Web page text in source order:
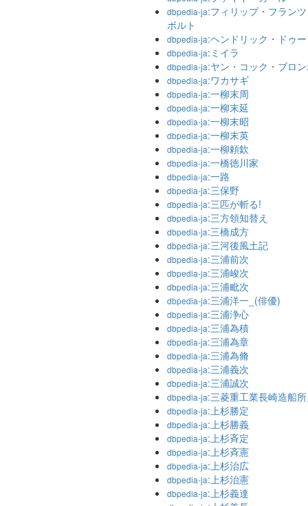
dbpedia-ja:フィリップ・フラン
ボルト
dbpedia-ja:ヘンドリック・ドゥ
dbpedia-ja:ミイラ
dbpedia-ja:ヤン・コック・ブロ
dbpedia-ja:ワカサギ
dbpedia-ja:一柳末周
dbpedia-ja:一柳末延
dbpedia-ja:一柳末昭
dbpedia-ja:一柳末英
dbpedia-ja:一柳頼欽
dbpedia-ja:一橋徳川家
dbpedia-ja:一路
dbpedia-ja:三保野
dbpedia-ja:三匹が斬る!
dbpedia-ja:三方領知替え
dbpedia-ja:三橋成方
dbpedia-ja:三河後風土記
dbpedia-ja:三浦前次
dbpedia-ja:三浦峻次
dbpedia-ja:三浦毗次
dbpedia-ja:三浦洋一_(俳優)
dbpedia-ja:三浦浄心
dbpedia-ja:三浦為積
dbpedia-ja:三浦為章
dbpedia-ja:三浦為脩
dbpedia-ja:三浦義次
dbpedia-ja:三浦誠次
dbpedia-ja:三菱重工業長崎造船
dbpedia-ja:上杉勝定
dbpedia-ja:上杉勝義
dbpedia-ja:上杉斉定
dbpedia-ja:上杉斉憲
dbpedia-ja:上杉治広
dbpedia-ja:上杉治憲
dbpedia-ja:上杉義達